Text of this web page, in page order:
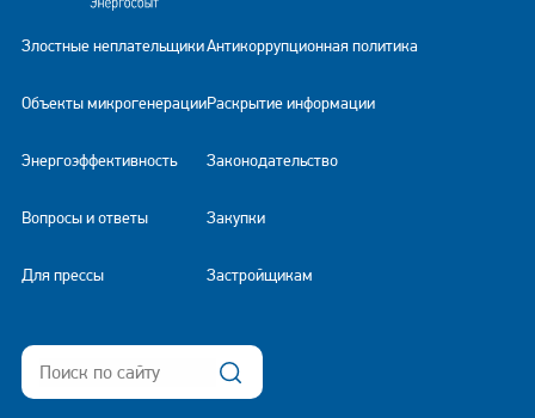
Злостные неплательщики
Объекты микрогенерации
Энергоэффективность
Вопросы и ответы
Для прессы
Антикоррупционная политика
Раскрытие информации
Законодательство
Закупки
Застройщикам